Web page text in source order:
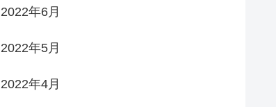
2022年6月
2022年5月
2022年4月